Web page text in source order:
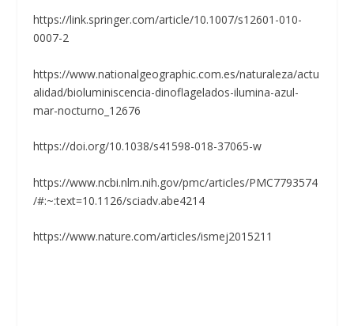
https://link.springer.com/article/10.1007/s12601-010-
0007-2
https://www.nationalgeographic.com.es/naturaleza/actu
alidad/bioluminiscencia-dinoflagelados-ilumina-azul-
mar-nocturno_12676
https://doi.org/10.1038/s41598-018-37065-w
https://www.ncbi.nlm.nih.gov/pmc/articles/PMC7793574
/#:~:text=10.1126/sciadv.abe4214
https://www.nature.com/articles/ismej2015211